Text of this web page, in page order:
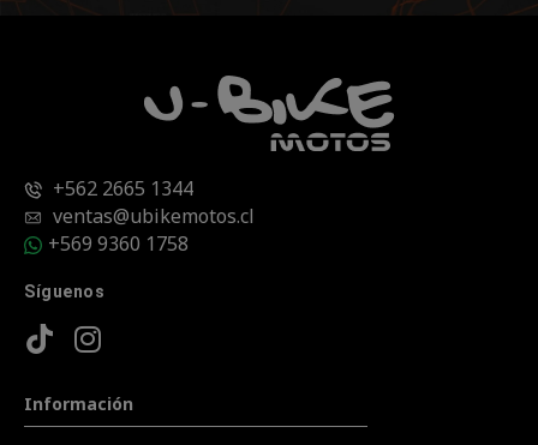
+562 2665 1344
ventas@ubikemotos.cl
+569 9360 1758
Síguenos
Información